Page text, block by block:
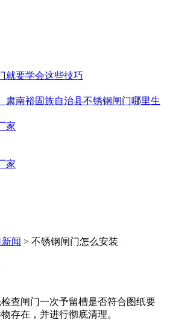
就要学会这些技巧
肃南裕固族自治县不锈钢闸门哪里生
家
家
闻 > 不锈钢闸门怎么安装
查闸门一次予留槽是否符合图纸要
存在，并进行彻底清理。